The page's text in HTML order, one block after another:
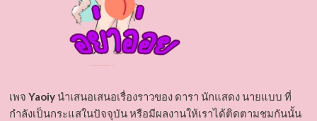
เพจ Yaoiyนำเสนอเสนอเรื่องราวของ ดารา นักแสดง นายแบบ ที่
กำลังเป็นกระแสในปัจจุบัน หรือมีผลงานให้เราได้ติดตามชมกันนั้น